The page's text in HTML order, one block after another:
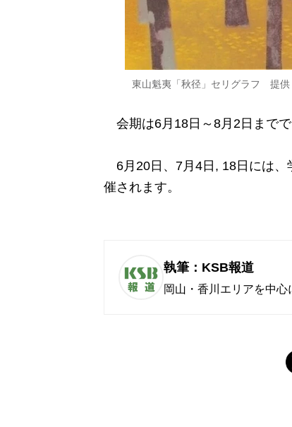
東山魁夷「秋径」セリグラフ 提供
会期は6月18日～8月2日まで
6月20日、7月4日, 18日には、
催されます。
執筆：KSB報道
岡山・香川エリアを中心